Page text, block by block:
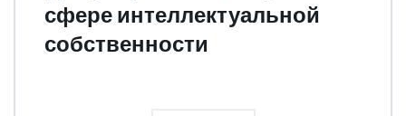
сфере интеллектуальной
собственности